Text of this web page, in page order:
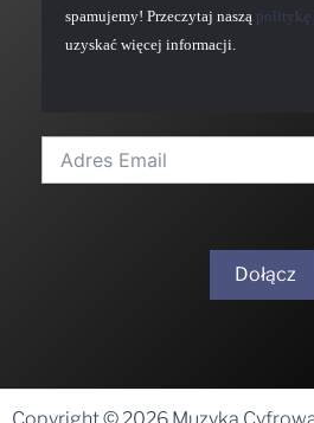
spamujemy! Przeczytaj naszą politykę
uzyskać więcej informacji.
Dołącz